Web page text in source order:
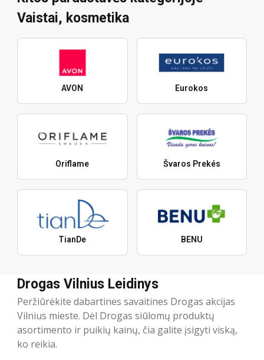
Vaistai, kosmetika
AVON Eurokos
Oriflame Švaros Prekés
TianDe BENU
Drogas Vilnius Leidinys
Peržiūrėkite dabartines savaitines Drogas akcijas
Vilnius mieste. Dėl Drogas siūlomų produktų
asortimento ir puikių kainų, čia galite įsigyti viską,
ko reikia.